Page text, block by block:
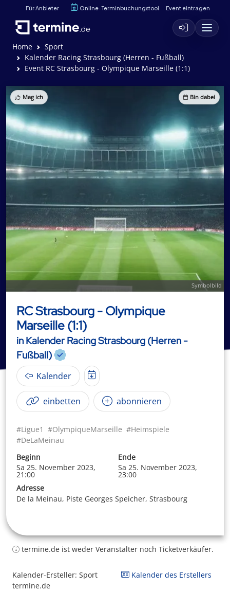
Für Anbieter Online-Terminbuchungstool Event eintragen
Home
Sport
Kalender Racing Strasbourg (Herren - Fußball)
Event RC Strasbourg - Olympique Marseille (1:1)
Mag ich Bin dabei
Symbolbild
RC Strasbourg - Olympique
Marseille (1:1)
in Kalender Racing Strasbourg (Herren -
Fußball)
Kalender
einbetten abonnieren
#Ligue1 #OlympiqueMarseille #Heimspiele
#DeLaMeinau
Beginn
Sa 25. November 2023,
21:00
Ende
Sa 25. November 2023,
23:00
Adresse
De la Meinau, Piste Georges Speicher, Strasbourg
termine.de ist weder Veranstalter noch Ticketverkäufer.
Kalender-Ersteller: Sport
termine.de
Kalender des Erstellers